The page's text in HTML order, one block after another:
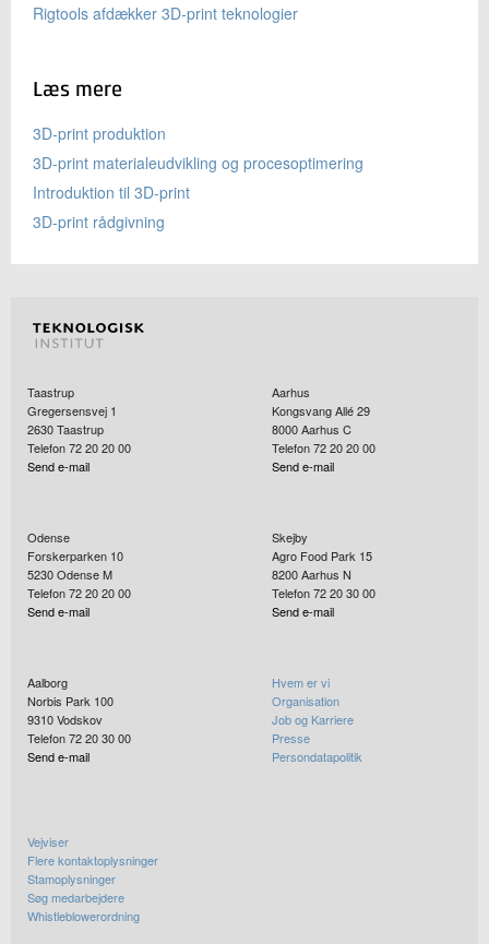
Rigtools afdækker 3D-print teknologier
Læs mere
3D-print produktion
3D-print materialeudvikling og procesoptimering
Introduktion til 3D-print
3D-print rådgivning
Taastrup
Gregersensvej 1
2630Taastrup
Telefon 72 20 20 00
Send e-mail
Aarhus
Kongsvang Allé 29
8000Aarhus C
Telefon 72 20 20 00
Send e-mail
Odense
Forskerparken 10
5230Odense M
Telefon 72 20 20 00
Send e-mail
Skejby
Agro Food Park 15
8200Aarhus N
Telefon 72 20 30 00
Send e-mail
Aalborg
Norbis Park 100
9310Vodskov
Telefon 72 20 30 00
Send e-mail
Hvem er vi
Organisation
Job og Karriere
Presse
Persondatapolitik
Vejviser
Flere kontaktoplysninger
Stamoplysninger
Søg medarbejdere
Whistleblowerordning